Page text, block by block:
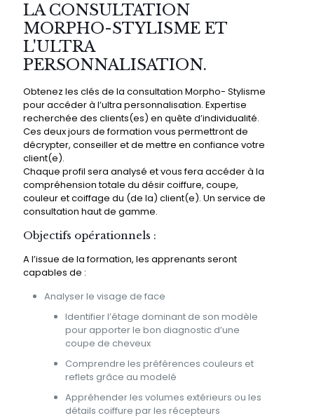
LA CONSULTATION
MORPHO-STYLISME ET
L'ULTRA
PERSONNALISATION.
Obtenez les clés de la consultation Morpho- Stylisme
pour accéder à l’ultra personnalisation. Expertise
recherchée des clients(es) en quête d’individualité.
Ces deux jours de formation vous permettront de
décrypter, conseiller et de mettre en confiance votre
client(e).
Chaque profil sera analysé et vous fera accéder à la
compréhension totale du désir coiffure, coupe,
couleur et coiffage du (de la) client(e). Un service de
consultation haut de gamme.
Objectifs opérationnels :
A l’issue de la formation, les apprenants seront
capables de :
Analyser le visage de face
Identifier l’étage dominant de son modèle
pour apporter le bon diagnostic d’une
coupe de cheveux
Comprendre les préférences couleurs et
reflets grâce au modelé
Appréhender les volumes extérieurs ou les
détails coiffure par les récepteurs